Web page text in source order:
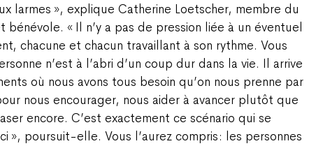
larmes », explique Catherine Loetscher, membre du
bénévole. « Il n’y a pas de pression liée à un éventuel
chacune et chacun travaillant à son rythme. Vous
n’est à l’abri d’un coup dur dans la vie. Il arrive
où nous avons tous besoin qu’on nous prenne par
nous encourager, nous aider à avancer plutôt que
encore. C’est exactement ce scénario qui se
», poursuit-elle. Vous l’aurez compris : les personnes